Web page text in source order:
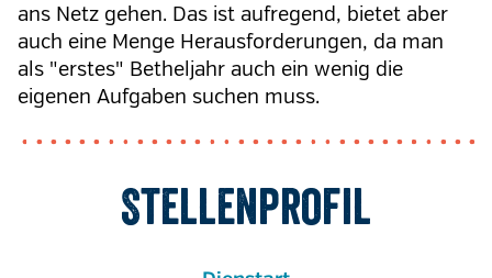
ans Netz gehen. Das ist aufregend, bietet aber
auch eine Menge Herausforderungen, da man
als "erstes" Betheljahr auch ein wenig die
eigenen Aufgaben suchen muss.
Stellenprofil